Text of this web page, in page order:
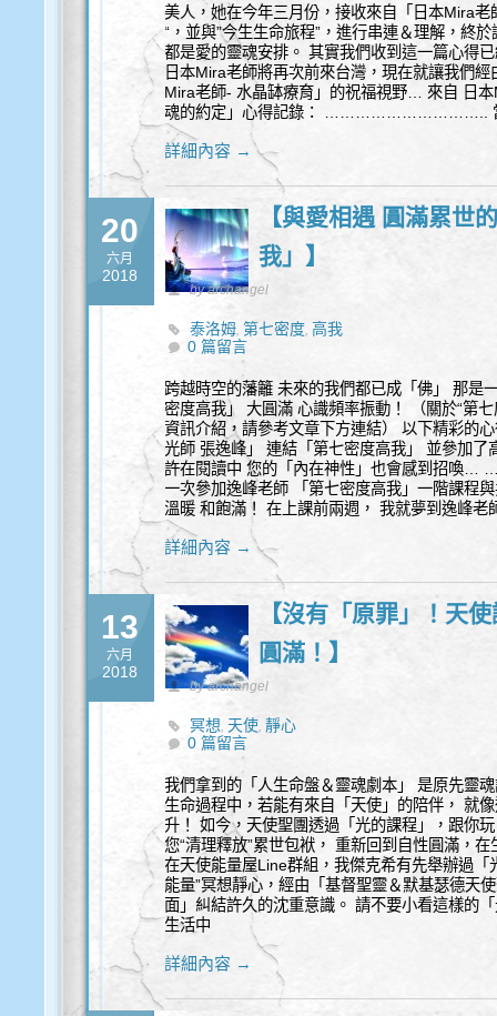
美人，她在今年三月份，接收來自「日本Mira
“，並與”今生生命旅程”，進行串連＆理解，終
都是愛的靈魂安排。 其實我們收到這一篇心得
日本Mira老師將再次前來台灣，現在就讓我們
Mira老師- 水晶缽療育」的祝福視野… 來自 日
魂的約定」心得記錄： ………………………….. 當
詳細內容 →
20
六月
2018
【與愛相遇 圓滿累世
我」】
by archangel
泰洛姆,第七密度, 高我
0 篇留言
跨越時空的藩籬 未來的我們都已成「佛」 那是
密度高我」 大圓滿 心識頻率振動！ （關於“第
資訊介紹，請參考文章下方連結） 以下精彩的
光師 張逸峰」 連結「第七密度高我」 並參加
許在閱讀中 您的「內在神性」也會感到
一次參加逸峰老師 「第七密度高我」一階課程
溫暖 和飽滿！ 在上課前兩週， 我就夢到逸峰老
詳細內容 →
13
六月
2018
【沒有「原罪」！天
圓滿！】
by archangel
冥想, 天使,靜心
0 篇留言
我們拿到的「人生命盤＆靈魂劇本」 是原先靈
生命過程中，若能有來自「天使」的陪伴， 就
升！ 如今，天使聖團透過「光的課程」，跟你
您“清理釋放”累世包袱， 重新回到自性圓滿，
在天使能量屋Line群組，我傑克希有先舉辦過
能量”冥想靜心，經由「基督聖靈＆默基瑟德天
面」糾結許久的沈重意識。 請不要小看這樣的
生活中
詳細內容 →